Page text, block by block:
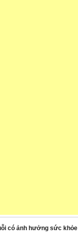
có ảnh hưởng sức khỏe